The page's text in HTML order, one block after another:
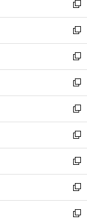
い
ウ
ィ
ン
ド
ウ
で
開
く
新
し
い
ウ
ィ
ン
ド
ウ
で
開
く
新
し
い
ウ
ィ
ン
ド
ウ
で
開
く
新
し
い
ウ
ィ
ン
ド
ウ
で
開
く
新
し
い
ウ
ィ
ン
ド
ウ
で
開
く
新
し
い
ウ
ィ
ン
ド
ウ
で
新
し
い
ウ
ィ
ン
ド
新
し
い
ウ
ィ
新
し
い
新